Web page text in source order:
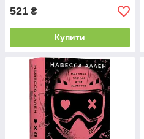
521 ₴
Купити